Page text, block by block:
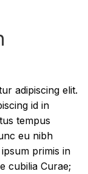
adipiscing elit.
id in
tempus
eu nibh
primis in
cubilia Curae;